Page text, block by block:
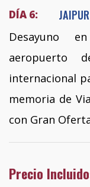
DÍA 6:
Desayuno
aeropuerto
internacional
memoria de
con Gran
Precio